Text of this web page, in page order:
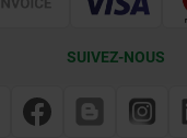
SUIVEZ-NOUS